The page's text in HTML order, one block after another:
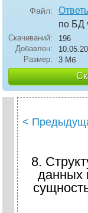
Файл:
по БД
Скачиваний:
196
Добавлен:
Размер:
3 Мб
<
8.
данных